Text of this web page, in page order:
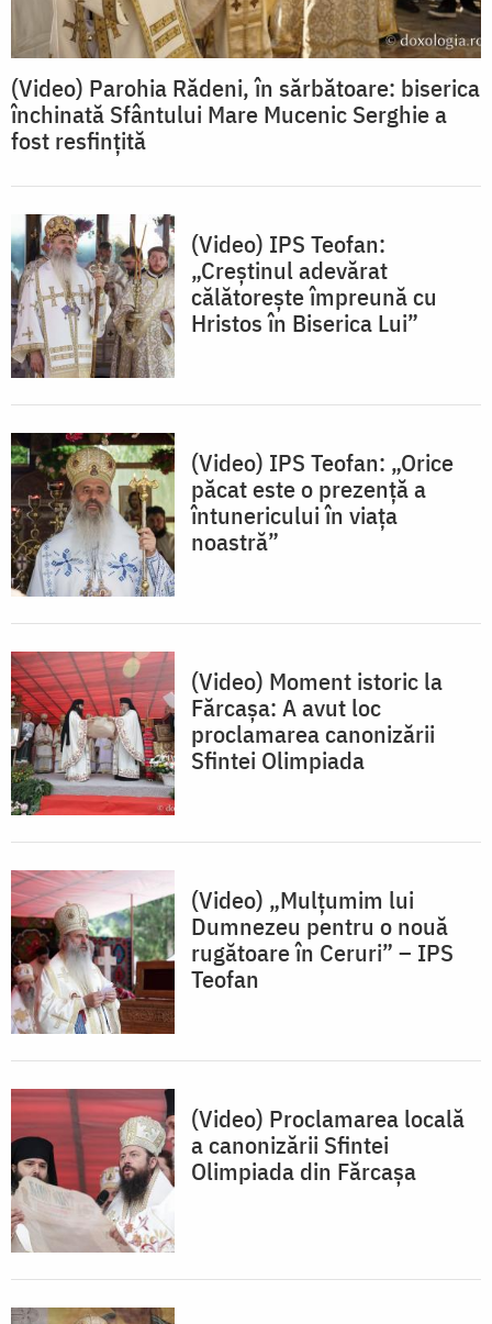
(Video) Parohia Rădeni, în sărbătoare: biserica
închinată Sfântului Mare Mucenic Serghie a
fost resfințită
(Video) IPS Teofan:
„Creștinul adevărat
călătorește împreună cu
Hristos în Biserica Lui”
(Video) IPS Teofan: „Orice
păcat este o prezență a
întunericului în viața
noastră”
(Video) Moment istoric la
Fărcașa: A avut loc
proclamarea canonizării
Sfintei Olimpiada
(Video) „Mulțumim lui
Dumnezeu pentru o nouă
rugătoare în Ceruri” – IPS
Teofan
(Video) Proclamarea locală
a canonizării Sfintei
Olimpiada din Fărcașa